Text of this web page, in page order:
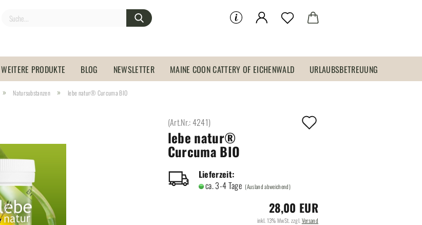
WEITERE PRODUKTE BLOG NEWSLETTER MAINE COON CATTERY OF EICHENWALD URLAUBSBETREUUNG
» Natursubstanzen » lebe natur® Curcuma BIO
(Art.Nr.:4241)
lebe natur®
Curcuma BIO
Lieferzeit:
ca. 3-4 Tage(Ausland abweichend)
28,00 EUR
inkl. 13% MwSt. zzgl. Versand